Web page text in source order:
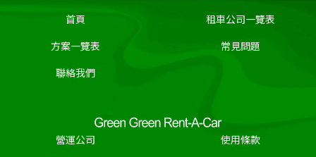
首頁
租車公司一覽表
方案一覽表
常見問題
聯絡我們
營運公司
使用條款